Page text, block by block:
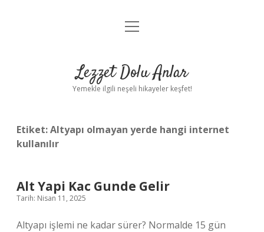
Anasayfa
Yasal Uyarı
menüyü
Lezzet Dolu Anlar
Yemekle ilgili neşeli hikayeler keşfet!
Etiket:Altyapı olmayan yerde hangi internet
kullanılır
Alt Yapi Kac Gunde Gelir
Tarih: Nisan 11, 2025
Altyapı işlemi ne kadar sürer? Normalde 15 gün